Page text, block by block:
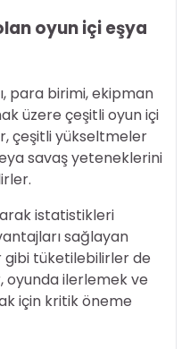
oyun içi eşya
para birimi, ekipman
üzere çeşitli oyun içi
çeşitli yükseltmeler
savaş yeteneklerini
istatistikleri
sağlayan
tüketilebilirler de
oyunda ilerlemek ve
için kritik öneme